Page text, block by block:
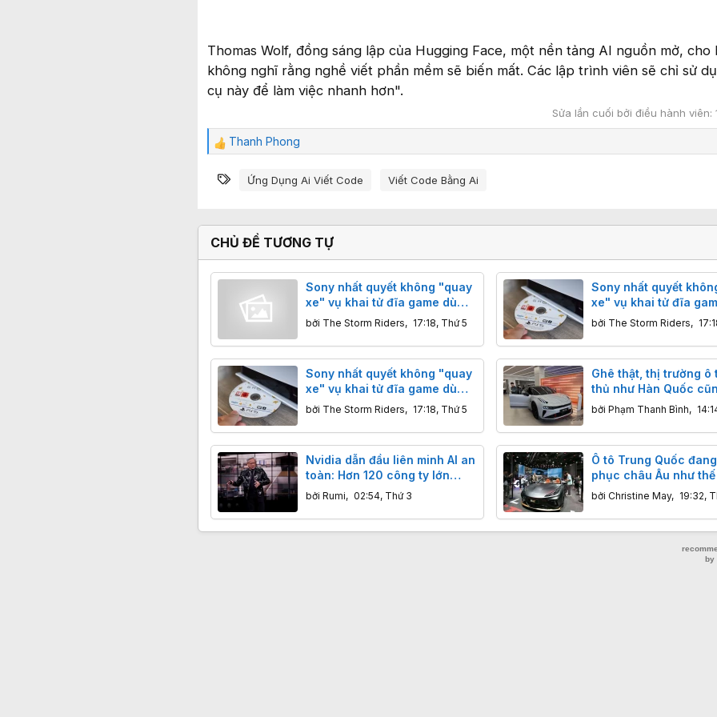
Thomas Wolf, đồng sáng lập của Hugging Face, một nền tảng AI nguồn mở, cho
không nghĩ rằng nghề viết phần mềm sẽ biến mất. Các lập trình viên sẽ chỉ sử
cụ này để làm việc nhanh hơn".
Sửa lần cuối bởi điều hành viên:
C
m
c
:
Thanh Phong
Từ khóa
Ứng Dụng Ai Viết Code Viết Code Bằng Ai
CHỦ ĐỀ TƯƠNG TỰ
Sony nhất quyết không "quay
xe" vụ khai tử đĩa game dù
cộng đồng dọa tẩy chay
bởi The Storm Riders, 17:18, Thứ 5
Sony nhất quyết
xe" vụ khai tử đĩa
cộng đồng dọa tẩy
bởi The Storm Riders,
Sony nhất quyết không "quay
xe" vụ khai tử đĩa game dù
cộng đồng dọa tẩy chay
bởi The Storm Riders, 17:18, Thứ 5
Ghê thật, thị trường ô
thủ như Hàn Quốc
bị xe Trung Quốc đe
bởi Phạm Thanh Bình,
Nvidia dẫn đầu liên minh AI an
toàn: Hơn 120 công ty lớn
chạy đua bảo vệ AI nguồn mở
bởi Rumi, 02:54, Thứ 3
Ô tô Trung Quốc
phục châu Âu như
bởi Christine May, 19:32,